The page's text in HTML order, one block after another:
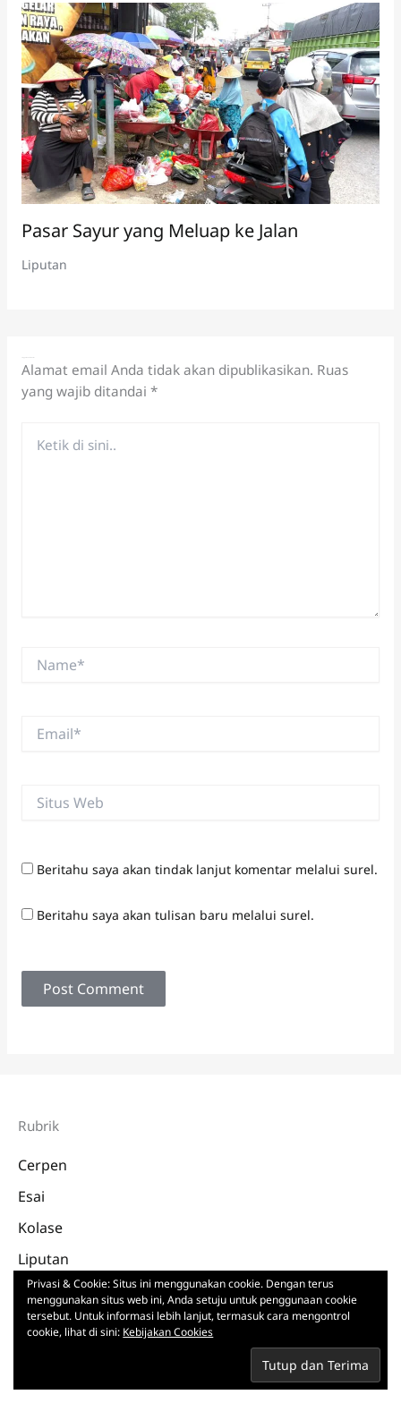
Pasar Sayur yang Meluap ke Jalan
Liputan
Alamat email Anda tidak akan dipublikasikan. Ruas
yang wajib ditandai *
Web
Beritahu saya akan tindak lanjut komentar melalui surel.
Beritahu saya akan tulisan baru melalui surel.
Rubrik
Cerpen
Esai
Kolase
Liputan
Pusaka Sastra
Profil
Privasi & Cookie: Situs ini menggunakan cookie. Dengan terus
menggunakan situs web ini, Anda setuju untuk penggunaan cookie
tersebut. Untuk informasi lebih lanjut, termasuk cara mengontrol
cookie, lihat di sini: Kebijakan Cookies
Berlangganan